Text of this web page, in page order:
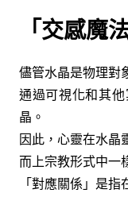
「交感魔
儘管水晶是物理對
通過可視化和其
晶。
因此，心靈在水晶
而上宗教形式中一
「對應關係」是